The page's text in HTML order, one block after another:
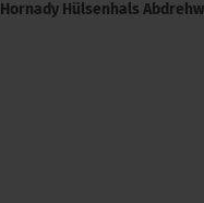
Hornady Hülsenhals